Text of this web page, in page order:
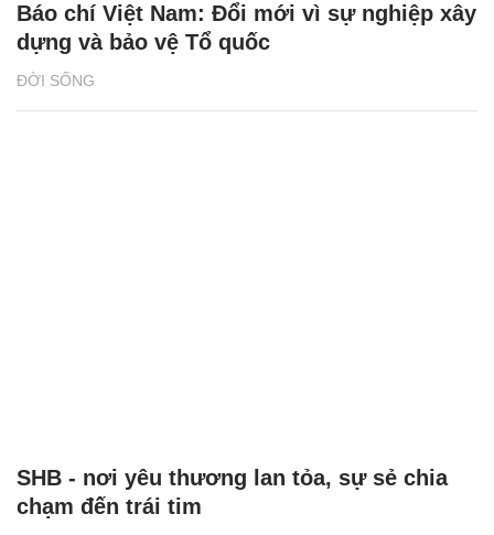
ĐỜI SỐNG
Báo chí Việt Nam: Đổi mới vì sự nghiệp xây
dựng và bảo vệ Tổ quốc
SHB - nơi yêu thương lan tỏa, sự sẻ chia
chạm đến trái tim